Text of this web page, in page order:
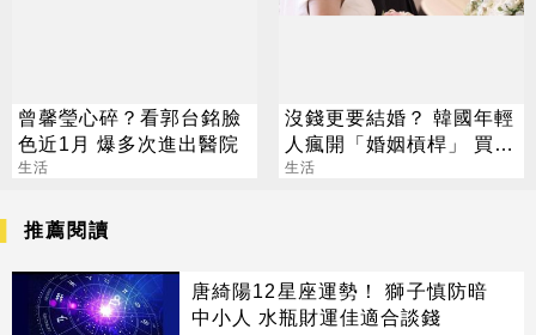
曾馨瑩心碎？看郭台銘臉
色近1月 爆多次進出醫院
生活
沒錢更要結婚？ 韓國年輕
人瘋開「婚姻槓桿」 買房
拚翻轉階級
生活
推薦閱讀
唐綺陽12星座運勢！ 獅子慎防暗
中小人 水瓶財運佳適合談錢